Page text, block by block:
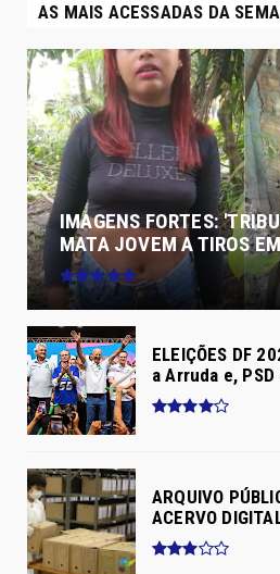
AS MAIS ACESSADAS DA
IMAGENS FORTES:
MATA JOVEM A TIROS
ELEIÇÕES DF
a Arruda e,
ARQUIVO
ACERVO